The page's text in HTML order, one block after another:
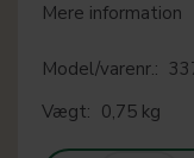
Mere information
Model/varenr.:
Vægt: 0,75 kg